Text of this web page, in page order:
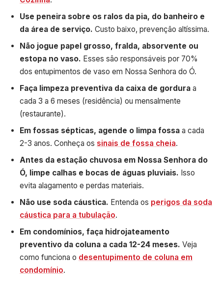
Use peneira sobre os ralos da pia, do banheiro e
da área de serviço. Custo baixo, prevenção altíssima.
Não jogue papel grosso, fralda, absorvente ou
estopa no vaso. Esses são responsáveis por 70%
dos entupimentos de vaso em Nossa Senhora do Ó.
Faça limpeza preventiva da caixa de gordura a
cada 3 a 6 meses (residência) ou mensalmente
(restaurante).
Em fossas sépticas, agende o limpa fossa a cada
2-3 anos. Conheça os sinais de fossa cheia.
Antes da estação chuvosa em Nossa Senhora do
Ó, limpe calhas e bocas de águas pluviais. Isso
evita alagamento e perdas materiais.
Não use soda cáustica. Entenda os perigos da soda
cáustica para a tubulação.
Em condomínios, faça hidrojateamento
preventivo da coluna a cada 12-24 meses. Veja
como funciona o desentupimento de coluna em
condomínio.